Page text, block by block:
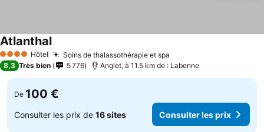
4 Étoiles Hôtel Soins de thalassothérapie et spa
Atlanthal
8,3 Très bien 5 776 Anglet, à 11.5 km de : Labenne
De 100 €
Consulter les prix de 16 sites Consulter les prix